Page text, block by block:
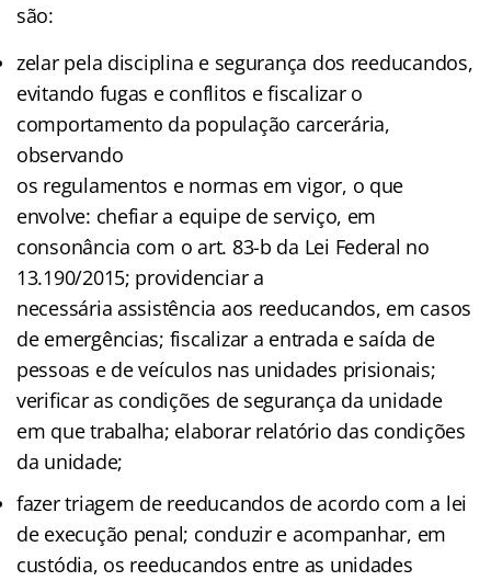
são:
zelar pela disciplina e segurança dos reeducandos,
evitando fugas e conflitos e fiscalizar o
comportamento da população carcerária,
observando
os regulamentos e normas em vigor, o que
envolve: chefiar a equipe de serviço, em
consonância com o art. 83-b da Lei Federal no
13.190/2015; providenciar a
necessária assistência aos reeducandos, em casos
de emergências; fiscalizar a entrada e saída de
pessoas e de veículos nas unidades prisionais;
verificar as condições de segurança da unidade
em que trabalha; elaborar relatório das condições
da unidade;
fazer triagem de reeducandos de acordo com a lei
de execução penal; conduzir e acompanhar, em
custódia, os reeducandos entre as unidades